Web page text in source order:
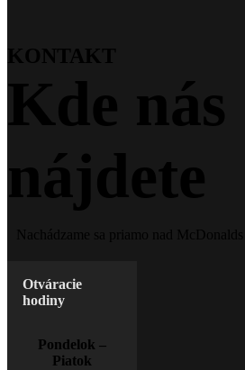
Otváracie
hodiny
Pondelok –
Piatok